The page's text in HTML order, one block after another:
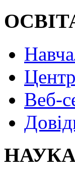
Веб-